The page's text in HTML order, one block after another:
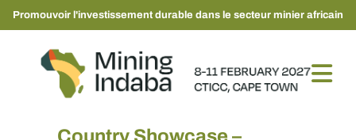
Promouvoir l'investissement durable dans le secteur minier africain